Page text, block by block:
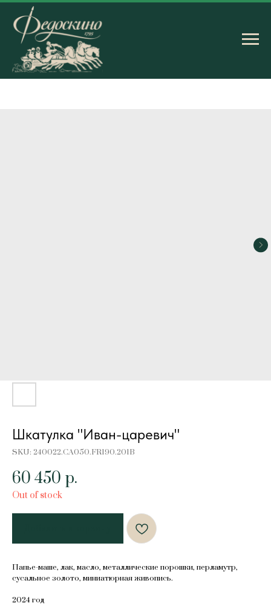
Шкатулка "Иван-царевич"
SKU: 240022.CA050.FR190.201B
60 450 р.
Out of stock
Папье-маше, лак, масло, металлические порошки, перламутр,
сусальное золото, миниатюрная живопись.
2024 год